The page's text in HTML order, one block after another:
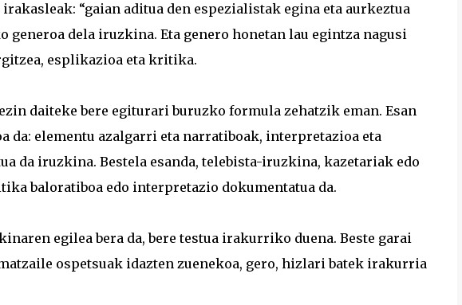
“gaian aditua den espezialistak egina eta aurkeztua
generoa dela iruzkina. Eta genero honetan lau egintza nagusi
esplikazioa eta kritika.
daiteke bere egiturari buruzko formula zehatzik eman. Esan
da: elementu azalgarri eta narratiboak, interpretazioa eta
da iruzkina. Bestela esanda, telebista-iruzkina, kazetariak edo
baloratiboa edo interpretazio dokumentatua da.
egilea bera da, bere testua irakurriko duena. Beste garai
ospetsuak idazten zuenekoa, gero, hizlari batek irakurria